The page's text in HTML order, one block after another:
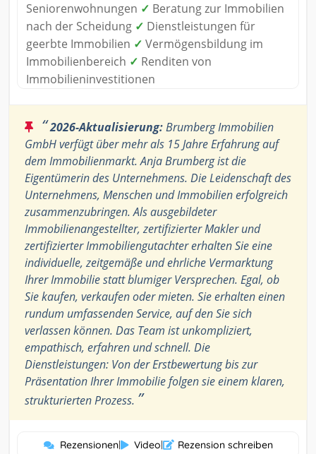
Seniorenwohnungen ✓ Beratung zur Immobilien
nach der Scheidung ✓ Dienstleistungen für
geerbte Immobilien ✓ Vermögensbildung im
Immobilienbereich ✓ Renditen von
Immobilieninvestitionen
“2026-Aktualisierung:Brumberg Immobilien
GmbH verfügt über mehr als 15 Jahre Erfahrung auf
dem Immobilienmarkt. Anja Brumberg ist die
Eigentümerin des Unternehmens. Die Leidenschaft des
Unternehmens, Menschen und Immobilien erfolgreich
zusammenzubringen. Als ausgebildeter
Immobilienangestellter, zertifizierter Makler und
zertifizierter Immobiliengutachter erhalten Sie eine
individuelle, zeitgemäße und ehrliche Vermarktung
Ihrer Immobilie statt blumiger Versprechen. Egal, ob
Sie kaufen, verkaufen oder mieten. Sie erhalten einen
rundum umfassenden Service, auf den Sie sich
verlassen können. Das Team ist unkompliziert,
empathisch, erfahren und schnell. Die
Dienstleistungen: Von der Erstbewertung bis zur
Präsentation Ihrer Immobilie folgen sie einem klaren,
strukturierten Prozess. ”
Rezensionen| Video| Rezension schreiben